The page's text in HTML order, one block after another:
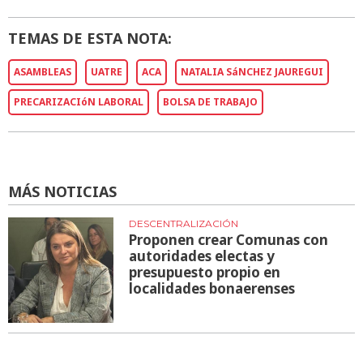
TEMAS DE ESTA NOTA:
ASAMBLEAS UATRE ACA NATALIA SáNCHEZ JAUREGUI
PRECARIZACIóN LABORAL BOLSA DE TRABAJO
MÁS NOTICIAS
DESCENTRALIZACIÓN
Proponen crear Comunas con
autoridades electas y
presupuesto propio en
localidades bonaerenses